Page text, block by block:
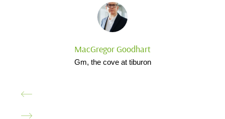
MacGregor Goodhart
Gm, the cove at tiburon